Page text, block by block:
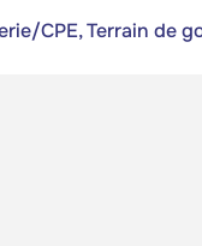
CPE, Terrain de